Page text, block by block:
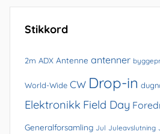
arkivet
Stikkord
2m ADX Antenne antenner
World-Wide CW Drop-in
Elektronikk Field Day
Generalforsamling Jul Juleavslutning